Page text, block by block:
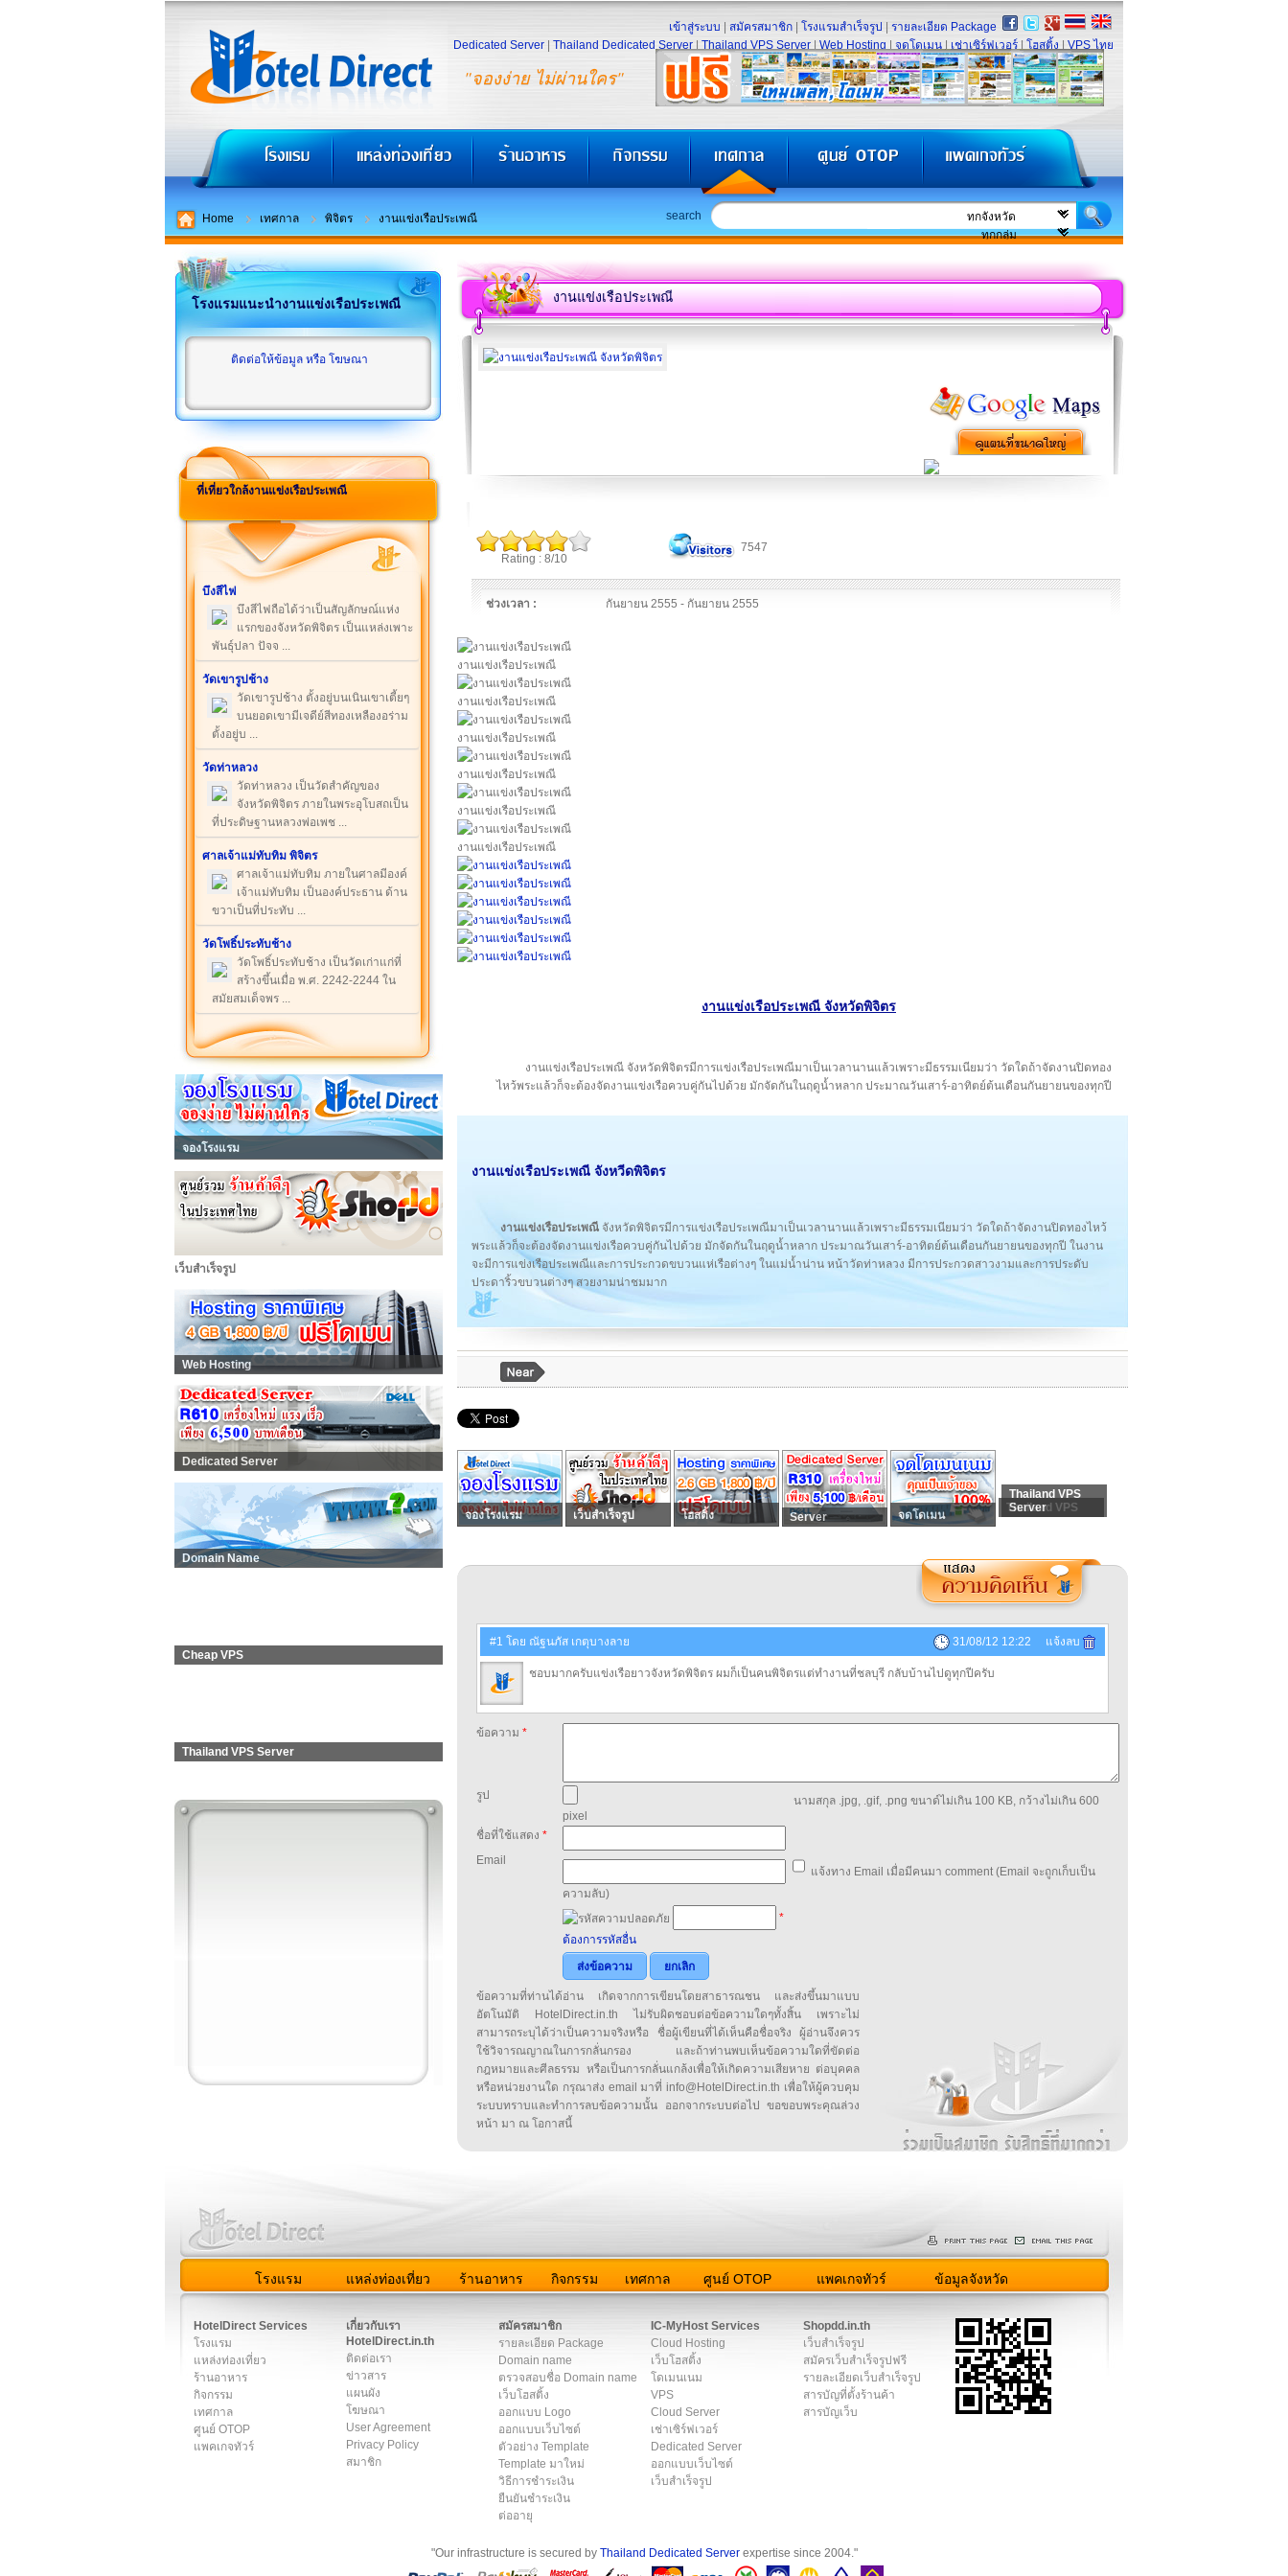
"จองง่าย ไม่ผ่านใคร"
เข้าสู่ระบบ สมัครสมาชิก โรงแรมสำเร็จรูป
รายละเอียด Package
Dedicated Server
Thailand Dedicated Server Thailand VPS Server Web Hosting จดโดเมน เช่าเซิร์ฟเวอร์ โฮสติ้ง VPS ไทย
Home เทศกาล พิจิตร งานแข่งเรือประเพณี search
โรงแรมแนะนำงานแข่งเรือประเพณี
ติดต่อให้ข้อมูล หรือ โฆษณา
ที่เที่ยวใกล้งานแข่งเรือประเพณี
บึงสีไฟ
บึงสีไฟถือได้ว่าเป็นสัญลักษณ์แห่ง
แรกของจังหวัดพิจิตร เป็นแหล่งเพาะ
พันธุ์ปลา ปัจจ ...
วัดเขารูปช้าง
วัดเขารูปช้าง ตั้งอยู่บนเนินเขาเตี้ยๆ
บนยอดเขามีเจดีย์สีทองเหลืองอร่าม
ตั้งอยู่บ ...
วัดท่าหลวง
วัดท่าหลวง เป็นวัดสำคัญของ
จังหวัดพิจิตร ภายในพระอุโบสถเป็น
ที่ประดิษฐานหลวงพ่อเพช ...
ศาลเจ้าแม่ทับทิม พิจิตร
ศาลเจ้าแม่ทับทิม ภายในศาลมีองค์
เจ้าแม่ทับทิม เป็นองค์ประธาน ด้าน
ขวาเป็นที่ประทับ ...
วัดโพธิ์ประทับช้าง
วัดโพธิ์ประทับช้าง เป็นวัดเก่าแก่ที่
สร้างขึ้นเมื่อ พ.ศ. 2242-2244 ใน
สมัยสมเด็จพร ...
จองโรงแรม
เว็บสำเร็จรูป
Web Hosting
Dedicated Server
Domain Name
Cheap VPS
Thailand VPS Server
งานแข่งเรือประเพณี
Rating : 8/10
7547
ช่วงเวลา : กันยายน 2555 - กันยายน 2555
งานแข่งเรือประเพณี
งานแข่งเรือประเพณี
งานแข่งเรือประเพณี
งานแข่งเรือประเพณี
งานแข่งเรือประเพณี
งานแข่งเรือประเพณี
งานแข่งเรือประเพณี จังหวัดพิจิตร
งานแข่งเรือประเพณี จังหวัดพิจิตรมีการแข่งเรือประเพณีมาเป็นเวลานานแล้วเพราะมีธรรมเนียมว่า วัดใดถ้าจัดงานปิดทอง
ไหว้พระแล้วก็จะต้องจัดงานแข่งเรือควบคู่กันไปด้วย มักจัดกันในฤดูน้ำหลาก ประมาณวันเสาร์-อาทิตย์ต้นเดือนกันยายนของทุกปี
งานแข่งเรือประเพณี จังหวีดพิจิตร
งานแข่งเรือประเพณี จังหวัดพิจิตรมีการแข่งเรือประเพณีมาเป็นเวลานานแล้วเพราะมีธรรมเนียมว่า วัดใดถ้าจัดงานปิดทองไหว้
พระแล้วก็จะต้องจัดงานแข่งเรือควบคู่กันไปด้วย มักจัดกันในฤดูน้ำหลาก ประมาณวันเสาร์-อาทิตย์ต้นเดือนกันยายนของทุกปี ในงาน
จะมีการแข่งเรือประเพณีและการประกวดขบวนแห่เรือต่างๆ ในแม่น้ำน่าน หน้าวัดท่าหลวง มีการประกวดสาวงามและการประดับ
ประดาริ้วขบวนต่างๆ สวยงามน่าชมมาก
จองโรงแรม เว็บสำเร็จรูป โฮสติ้ง Server จดโดเมน
Thailand VPS
Thailand VPS
Server
#1 โดย ณัฐนภัส เกตุบางลาย 31/08/12 12:22 แจ้งลบ
ชอบมากครับแข่งเรือยาวจังหวัดพิจิตร ผมก็เป็นคนพิจิตรแต่ทำงานที่ชลบุรี กลับบ้านไปดูทุกปีครับ
ข้อความ *
รูป
นามสกุล .jpg, .gif, .png ขนาด์ไม่เกิน 100 KB, กว้างไม่เกิน 600
pixel
ชื่อที่ใช้แสดง *
Email
แจ้งทาง Email เมื่อมีคนมา comment (Email จะถูกเก็บเป็น
ความลับ)
*
ต้องการรหัสอื่น
ส่งข้อความ
ยกเลิก
ข้อความที่ท่านได้อ่าน เกิดจากการเขียนโดยสาธารณชน และส่งขึ้นมาแบบ
อัตโนมัติ HotelDirect.in.th ไม่รับผิดชอบต่อข้อความใดๆทั้งสิ้น เพราะไม่
สามารถระบุได้ว่าเป็นความจริงหรือ ชื่อผู้เขียนที่ได้เห็นคือชื่อจริง ผู้อ่านจึงควร
ใช้วิจารณญาณในการกลั่นกรอง และถ้าท่านพบเห็นข้อความใดที่ขัดต่อ
กฎหมายและศีลธรรม หรือเป็นการกลั่นแกล้งเพื่อให้เกิดความเสียหาย ต่อบุคคล
หรือหน่วยงานใด กรุณาส่ง email มาที่ info@HotelDirect.in.th เพื่อให้ผู้ควบคุม
ระบบทราบและทำการลบข้อความนั้น ออกจากระบบต่อไป ขอขอบพระคุณล่วง
หน้า มา ณ โอกาสนี้
โรงแรม แหล่งท่องเที่ยว ร้านอาหาร กิจกรรม เทศกาล ศูนย์ OTOP แพคเกจทัวร์ ข้อมูลจังหวัด
HotelDirect Services
โรงแรม
แหล่งท่องเที่ยว
ร้านอาหาร
กิจกรรม
เทศกาล
ศูนย์ OTOP
แพคเกจทัวร์
เกี่ยวกับเรา
HotelDirect.in.th
ติดต่อเรา
ข่าวสาร
แผนผัง
โฆษณา
User Agreement
Privacy Policy
สมาชิก
สมัครสมาชิก
รายละเอียด Package
Domain name
ตรวจสอบชื่อ Domain name
เว็บโฮสติ้ง
ออกแบบ Logo
ออกแบบเว็บไซต์
ตัวอย่าง Template
Template มาใหม่
วิธีการชำระเงิน
ยืนยันชำระเงิน
ต่ออายุ
IC-MyHost Services
Cloud Hosting
เว็บโฮสติ้ง
โดเมนเนม
VPS
Cloud Server
เช่าเซิร์ฟเวอร์
Dedicated Server
ออกแบบเว็บไซต์
เว็บสำเร็จรูป
Shopdd.in.th
เว็บสำเร็จรูป
สมัครเว็บสำเร็จรูปฟรี
รายละเอียดเว็บสำเร็จรูป
สารบัญที่ตั้งร้านค้า
สารบัญเว็บ
"Our infrastructure is secured by Thailand Dedicated Serverexpertise since 2004."